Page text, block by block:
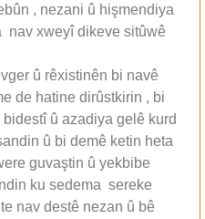
, nezani û hişmendiya
nav xweyî dikeve sitûwê
û rêxistinên bi navê
de hatine dirûstkirin , bi
û azadiya gelê kurd
û bi demê ketin heta
guvaştin û yekbibe
ku sedema sereke
nav destê nezan û bê